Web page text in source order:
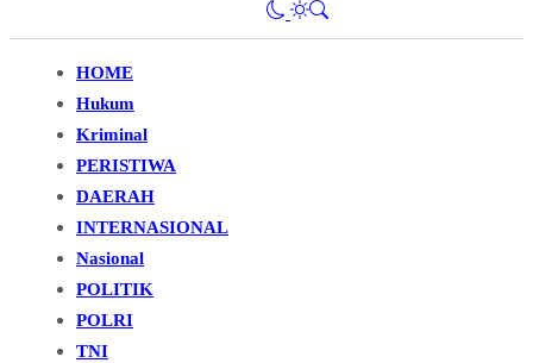
HOME
Hukum
Kriminal
PERISTIWA
DAERAH
INTERNASIONAL
Nasional
POLITIK
POLRI
TNI